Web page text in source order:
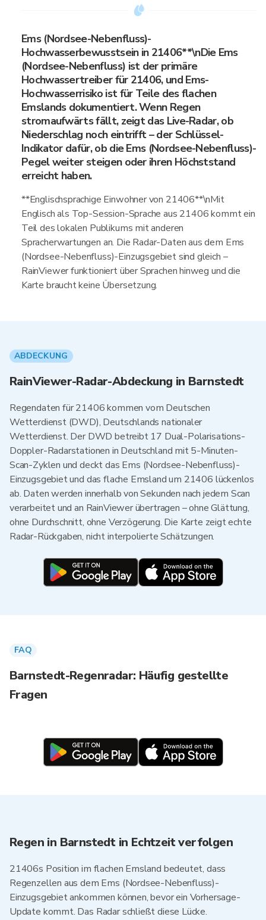
Ems (Nordsee-Nebenfluss)-
Hochwasserbewusstsein in 21406**\nDie Ems
(Nordsee-Nebenfluss) ist der primäre
Hochwassertreiber für 21406, und Ems-
Hochwasserrisiko ist für Teile des flachen
Emslands dokumentiert. Wenn Regen
stromaufwärts fällt, zeigt das Live-Radar, ob
Niederschlag noch eintrifft – der Schlüssel-
Indikator dafür, ob die Ems (Nordsee-Nebenfluss)-
Pegel weiter steigen oder ihren Höchststand
erreicht haben.
**Englischsprachige Einwohner von 21406**\nMit
Englisch als Top-Session-Sprache aus 21406 kommt ein
Teil des lokalen Publikums mit anderen
Spracherwartungen an. Die Radar-Daten aus dem Ems
(Nordsee-Nebenfluss)-Einzugsgebiet sind gleich –
RainViewer funktioniert über Sprachen hinweg und die
Karte braucht keine Übersetzung.
ABDECKUNG
RainViewer-Radar-Abdeckung in Barnstedt
Regendaten für 21406 kommen vom Deutschen
Wetterdienst (DWD), Deutschlands nationaler
Wetterdienst. Der DWD betreibt 17 Dual-Polarisations-
Doppler-Radarstationen in Deutschland mit 5-Minuten-
Scan-Zyklen und deckt das Ems (Nordsee-Nebenfluss)-
Einzugsgebiet und das flache Emsland um 21406 lückenlos
ab. Daten werden innerhalb von Sekunden nach jedem Scan
verarbeitet und an RainViewer übertragen – ohne Glättung,
ohne Durchschnitt, ohne Verzögerung. Die Karte zeigt echte
Radar-Rückgaben, nicht interpolierte Schätzungen.
FAQ
Barnstedt-Regenradar: Häufig gestellte
Fragen
Regen in Barnstedt in Echtzeit verfolgen
21406s Position im flachen Emsland bedeutet, dass
Regenzellen aus dem Ems (Nordsee-Nebenfluss)-
Einzugsgebiet ankommen können, bevor ein Vorhersage-
Update kommt. Das Radar schließt diese Lücke.